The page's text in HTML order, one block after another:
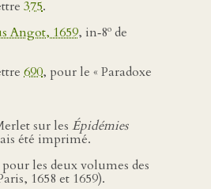
375.
Angot, 1659, in‑8o de
690, pour le « Paradoxe
sur les Épidémies
été imprimé.
pour les deux volumes des
1658 et 1659).